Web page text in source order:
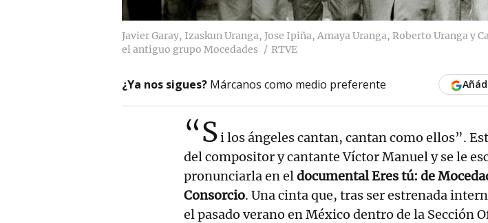
Javier Garay, Izaskun Uranga, Jose Ipiña, Amaya Uranga, Roberto Uranga y
el antiguo grupo Mocedades
RTVE
¿Ya nos sigues? Márcanos como medio preferente
“Si los ángeles cantan, cantan como ellos”.
del compositor y cantante Víctor Manuel y se le
pronunciarla en eldocumental Eres tú: de
Consorcio. Una cinta que, tras ser estrenada
el pasado verano en México dentro de la Sección